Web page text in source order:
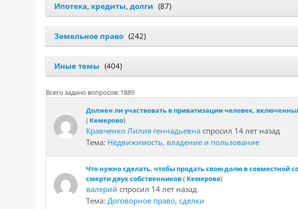
Ипотека, кредиты, долги (87)
Земельное право (242)
Иные темы (404)
Всего задано вопросов: 1889
Должен ли участвовать в приватизации человек,
( Кемерово)
Кравченко Лилия геннадьевна спросил 14 лет назад
Тема: Недвижимость, владение и пользование
Что нужно сделать, чтобы продать свою долю в совместной
смерти двух собственников( Кемерово)
валерий спросил 14 лет назад
Тема: Договорное право, сделки